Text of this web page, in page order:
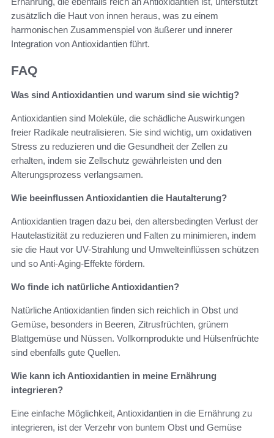
zusätzlich die Haut von innen heraus, was zu einem
harmonischen Zusammenspiel von äußerer und innerer
Integration von Antioxidantien führt.
FAQ
Was sind Antioxidantien und warum sind sie wichtig?
Antioxidantien sind Moleküle, die schädliche Auswirkungen
freier Radikale neutralisieren. Sie sind wichtig, um oxidativen
Stress zu reduzieren und die Gesundheit der Zellen zu
erhalten, indem sie Zellschutz gewährleisten und den
Alterungsprozess verlangsamen.
Wie beeinflussen Antioxidantien die Hautalterung?
Antioxidantien tragen dazu bei, den altersbedingten Verlust der
Hautelastizität zu reduzieren und Falten zu minimieren, indem
sie die Haut vor UV-Strahlung und Umwelteinflüssen schützen
und so Anti-Aging-Effekte fördern.
Wo finde ich natürliche Antioxidantien?
Natürliche Antioxidantien finden sich reichlich in Obst und
Gemüse, besonders in Beeren, Zitrusfrüchten, grünem
Blattgemüse und Nüssen. Vollkornprodukte und Hülsenfrüchte
sind ebenfalls gute Quellen.
Wie kann ich Antioxidantien in meine Ernährung
integrieren?
Eine einfache Möglichkeit, Antioxidantien in die Ernährung zu
integrieren, ist der Verzehr von buntem Obst und Gemüse